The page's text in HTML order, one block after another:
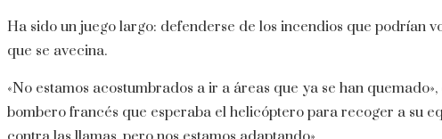
Ha sido un juego largo: defenderse de los incendios que podrían
que se avecina.
«No estamos acostumbrados a ir a áreas que ya se han
bombero francés que esperaba el helicóptero para recoger a su